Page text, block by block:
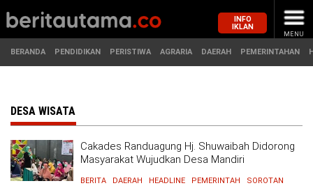
MASUK
BERANDA
PENDIDIKAN
INFO
IKLAN
MENU
BERANDA PENDIDIKAN PERISTIWA AGRARIA DAERAH PEMERINTAHAN
DESA WISATA
Cakades Randuagung Hj. Shuwaibah Didorong
Masyarakat Wujudkan Desa Mandiri
BERITA DAERAH HEADLINE PEMERINTAH
SOROTAN